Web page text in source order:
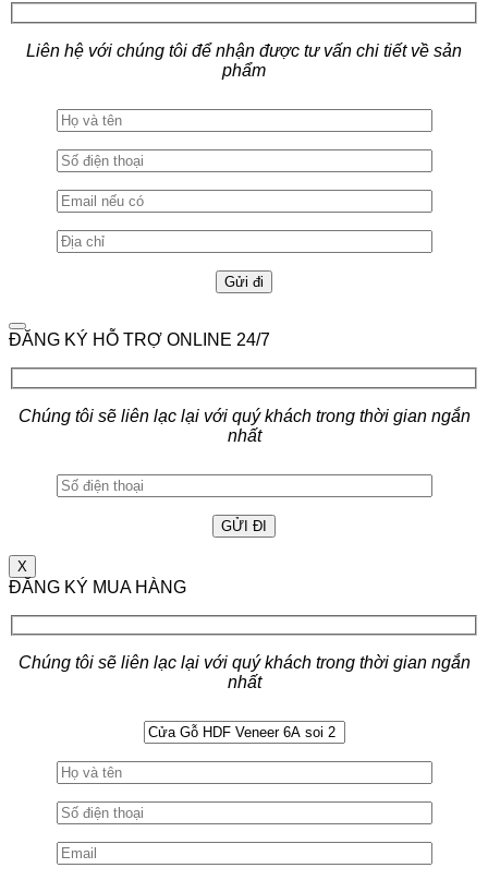
Liên hệ với chúng tôi để nhận được tư vấn chi tiết về sản
phẩm
ĐĂNG KÝ HỖ TRỢ ONLINE 24/7
Chúng tôi sẽ liên lạc lại với quý khách trong thời gian ngắn
nhất
X
ĐĂNG KÝ MUA HÀNG
Chúng tôi sẽ liên lạc lại với quý khách trong thời gian ngắn
nhất